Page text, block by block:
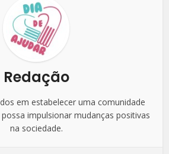
Redação
em estabelecer uma comunidade
impulsionar mudanças positivas
na sociedade.